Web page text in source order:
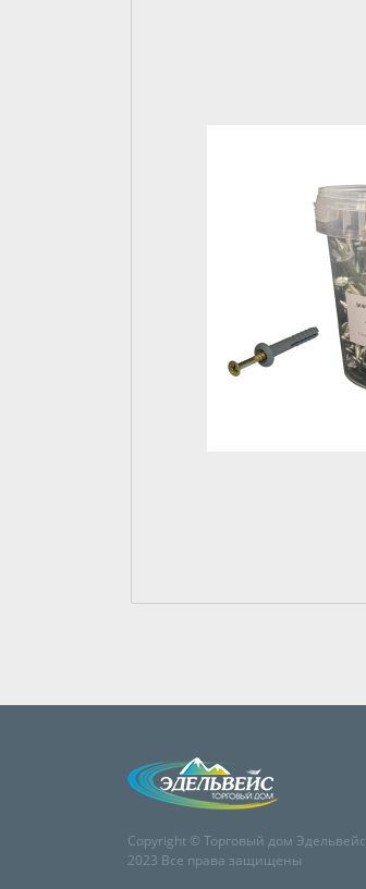
Copyright © Торговый дом Эдельвейс
2023 Все права защищены